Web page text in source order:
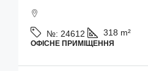
№: 24612 318 m²
ОФІСНЕ ПРИМІЩЕННЯ